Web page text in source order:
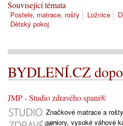
Související témata
Postele, matrace, rošty Ložnice
Dětský pokoj
BYDLENÍ.CZ
JMP - Studio zdravého spaní®
Značkové matrace a
seniory, vysoké váhové